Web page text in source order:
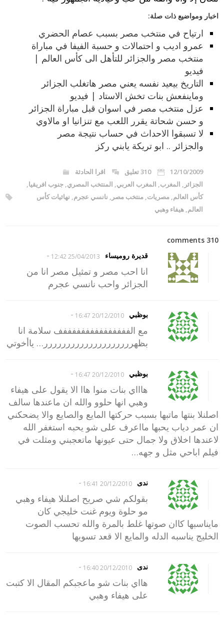
اخبار ومواضيع ذات صلة:
ارتياح في منتخب مصر بسبب عصام الحضري
عمرو اديب و احتمالات و حسبة الفيفا في مباراة
منتخب مصر والجزائر للتأهل الى كأس العالم |
فيديو
التاريخ بيعيد نفسه يعني مصر هاتغلب الجزائر
وماينفعش بنات تخش الاستاد | فيديو
عزل منتخب مصر في اسوان قبل مباراة الجزائر
و حسن شحاتة يقرر اللعب مع تنزانيا او مالاوي
لا تسبقوا الاحداث في حساب نتيجة مصر
والجزائر .. ابو تريكة يابني ركز
12/10/2009 310 تعليق
اقرا الحادثة
الجزائر , المغرب, المغرب العربي, المنتخب المصري,جنوب افريقيا,
كأس العالم,مصريات,منتخب مصر , نانسي عجرم, نهائيات كأس
العالم,هيفاء وهبي
310 comments
قديرة روميساء
25/04/2013 12:42
-
انا احب مصر و تمثيل مصر انا من
الجزائر واحب نانسي عجرم
بوظبي 20/12/2010 16:47
-
مع الفففففففففففففففف سلامة انا
بظهرررررررررررررررررررر… ياأخوتي
بوظبي 20/12/2010 16:47
-
هاااي بنات منوا هاا الا يقول على هيفاء
وهبي انها حلوو والله ان ماعندها سالف
اصلنلا بنتها ماتبها بسبب حركتها المايع والصايع والا يضحكني
ان عمر دياب يحبها مااعرف على شو يحبه استغفر الله
لاعندها اخلاق ولا جمال حتى عيونها ماتعجبني ومثلت في
فيلم اباحي مثل و جهه…
ندى 20/12/2010 16:41
-
بقولكم شي صريح اصلنلا هيفاء وهبي
مو حلوة ويوم غنت خليجي كان
مايناسبها كاان صوتها غلط بالمرة والله تحسب الصوت
الخليج يناسبه الدله والمايع الا قعد تسويها
ندى 20/12/2010 16:40
-
هااي بنات شو ماعجبكم المقال الا كتبت
على هيفاء وهبي